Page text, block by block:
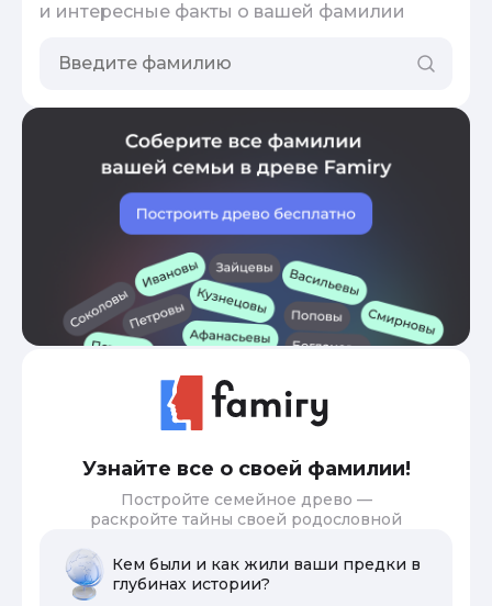
и интересные факты о вашей фамилии
Узнайте все о своей фамилии!
Постройте семейное древо —
раскройте тайны своей родословной
Кем были и как жили ваши предки в
глубинах истории?